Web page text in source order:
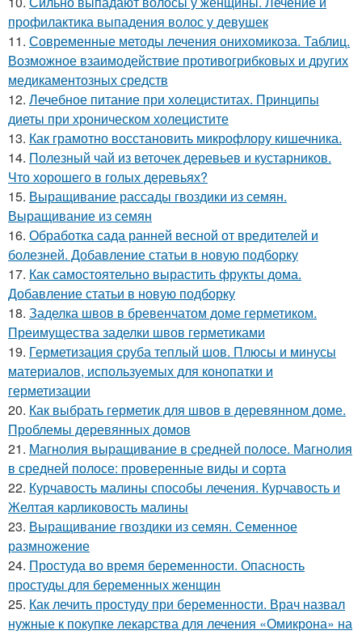
профилактика выпадения волос у девушек
11. Современные методы лечения онихомикоза. Таблиц.
Возможное взаимодействие противогрибковых и других
медикаментозных средств
12. Лечебное питание при холециститах. Принципы
диеты при хроническом холецистите
13. Как грамотно восстановить микрофлору кишечника.
14. Полезный чай из веточек деревьев и кустарников.
Что хорошего в голых деревьях?
15. Выращивание рассады гвоздики из семян.
Выращивание из семян
16. Обработка сада ранней весной от вредителей и
болезней. Добавление статьи в новую подборку
17. Как самостоятельно вырастить фрукты дома.
Добавление статьи в новую подборку
18. Заделка швов в бревенчатом доме герметиком.
Преимущества заделки швов герметиками
19. Герметизация сруба теплый шов. Плюсы и минусы
материалов, используемых для конопатки и
герметизации
20. Как выбрать герметик для швов в деревянном доме.
Проблемы деревянных домов
21. Магнолия выращивание в средней полосе. Магнолия
в средней полосе: проверенные виды и сорта
22. Курчавость малины способы лечения. Курчавость и
Желтая карликовость малины
23. Выращивание гвоздики из семян. Семенное
размножение
24. Простуда во время беременности. Опасность
простуды для беременных женщин
25. Как лечить простуду при беременности. Врач назвал
нужные к покупке лекарства для лечения «Омикрона» на